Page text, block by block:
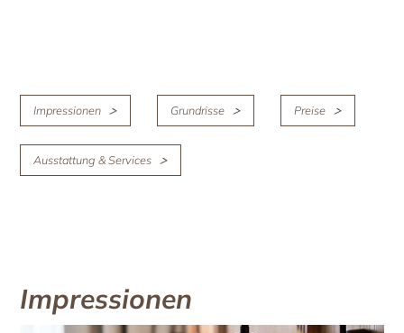
Impressionen Grundrisse Preise
Ausstattung & Services
Impressionen